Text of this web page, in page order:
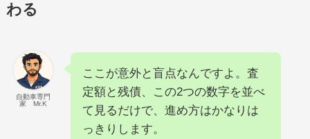
わる
自動車専門
家 Mr.K
ここが意外と盲点なんですよ。査
定額と残債、この2つの数字を並べ
て見るだけで、進め方はかなりは
っきりします。